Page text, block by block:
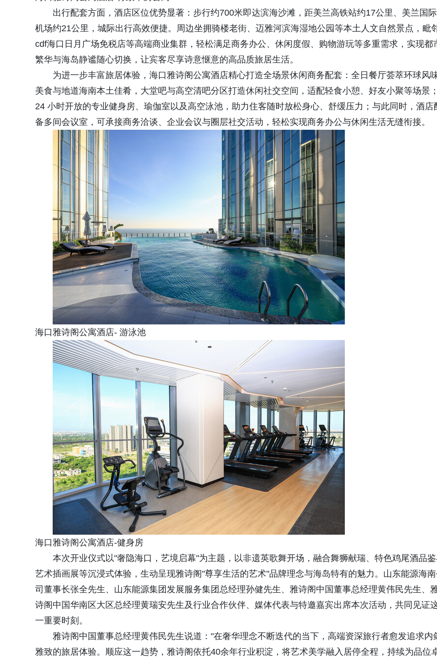
出行配套方面，酒店区位优势显著：步行约700米即达滨海沙滩，距美兰高铁站约17公里、美兰国际
机场约21公里，城际出行高效便捷。周边坐拥骑楼老街、迈雅河滨海湿地公园等本土人文自然景点，毗
cdf海口日月广场免税店等高端商业集群，轻松满足商务办公、休闲度假、购物游玩等多重需求，实现都
繁华与海岛静谧随心切换，让宾客尽享诗意惬意的高品质旅居生活。
为进一步丰富旅居体验，海口雅诗阁公寓酒店精心打造全场景休闲商务配套：全日餐厅荟萃环球风
美食与地道海南本土佳肴，大堂吧与高空清吧分区打造休闲社交空间，适配轻食小憩、好友小聚等场景；
24 小时开放的专业健身房、瑜伽室以及高空泳池，助力住客随时放松身心、舒缓压力；与此同时，酒店
备多间会议室，可承接商务洽谈、企业会议与圈层社交活动，轻松实现商务办公与休闲生活无缝衔接。
海口雅诗阁公寓酒店- 游泳池
海口雅诗阁公寓酒店-健身房
本次开业仪式以"奢隐海口，艺境启幕"为主题，以非遗英歌舞开场，融合舞狮献瑞、特色鸡尾酒品
艺术插画展等沉浸式体验，生动呈现雅诗阁"尊享生活的艺术"品牌理念与海岛特有的魅力。山东能源海
司董事长张全先生、山东能源集团发展服务集团总经理孙健先生、雅诗阁中国董事总经理黄伟民先生、
诗阁中国华南区大区总经理黄瑞安先生及行业合作伙伴、媒体代表与特邀嘉宾出席本次活动，共同见证
一重要时刻。
雅诗阁中国董事总经理黄伟民先生说道："在奢华理念不断迭代的当下，高端资深旅行者愈发追求内
雅致的旅居体验。顺应这一趋势，雅诗阁依托40余年行业积淀，将艺术美学融入居停全程，持续为品位